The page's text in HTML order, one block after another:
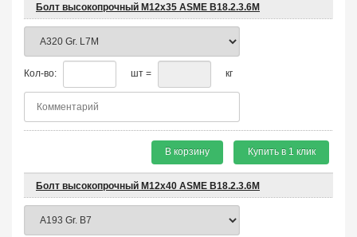
Болт высокопрочный М12х35 ASME B18.2.3.6M
Кол-во: шт = кг
В корзину Купить в 1 клик
Болт высокопрочный М12х40 ASME B18.2.3.6M